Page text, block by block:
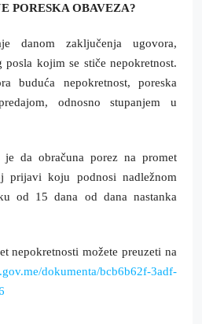
PORESKA OBAVEZA?
danom zaključenja ugovora,
kojim se stiče nepokretnost.
buduća nepokretnost, poreska
odnosno stupanjem u
je da obračuna porez na promet
prijavi koju podnosi nadležnom
od 15 dana od dana nastanka
nepokretnosti možete preuzeti na
dokumenta/bcb6b62f-3adf-